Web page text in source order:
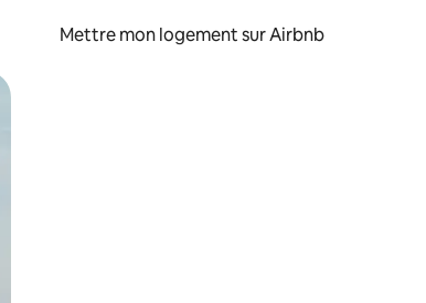
Mettre mon logement sur Airbnb